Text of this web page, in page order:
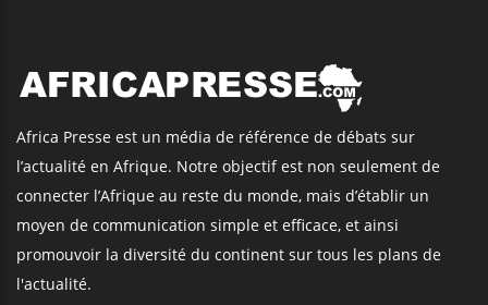
Africa Presse est un média de référence de débats sur
l’actualité en Afrique. Notre objectif est non seulement de
connecter l’Afrique au reste du monde, mais d’établir un
moyen de communication simple et efficace, et ainsi
promouvoir la diversité du continent sur tous les plans de
l'actualité.